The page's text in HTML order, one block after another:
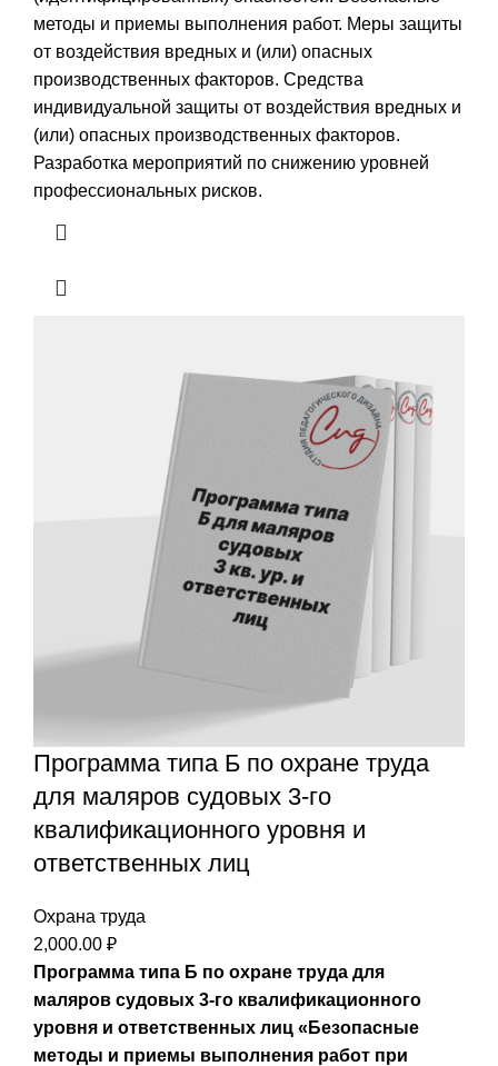
методы и приемы выполнения работ. Меры защиты
от воздействия вредных и (или) опасных
производственных факторов. Средства
индивидуальной защиты от воздействия вредных и
(или) опасных производственных факторов.
Разработка мероприятий по снижению уровней
профессиональных рисков.
Программа типа Б по охране труда
для маляров судовых 3-го
квалификационного уровня и
ответственных лиц
Охрана труда
2,000.00 ₽
Программа типа Б по охране труда для
маляров судовых 3-го квалификационного
уровня и ответственных лиц «Безопасные
методы и приемы выполнения работ при